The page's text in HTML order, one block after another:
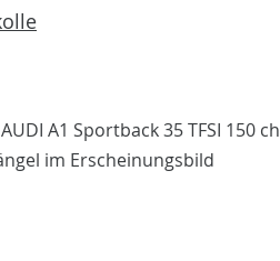
im Erscheinungsbild